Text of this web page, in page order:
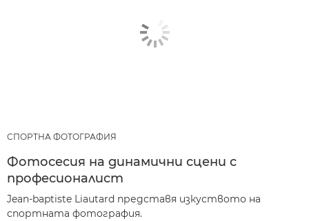
СПОРТНА ФОТОГРАФИЯ
Фотосесия на динамични сцени с
професионалист
Jean-baptiste Liautard представя изкуството на
спортната фотография.